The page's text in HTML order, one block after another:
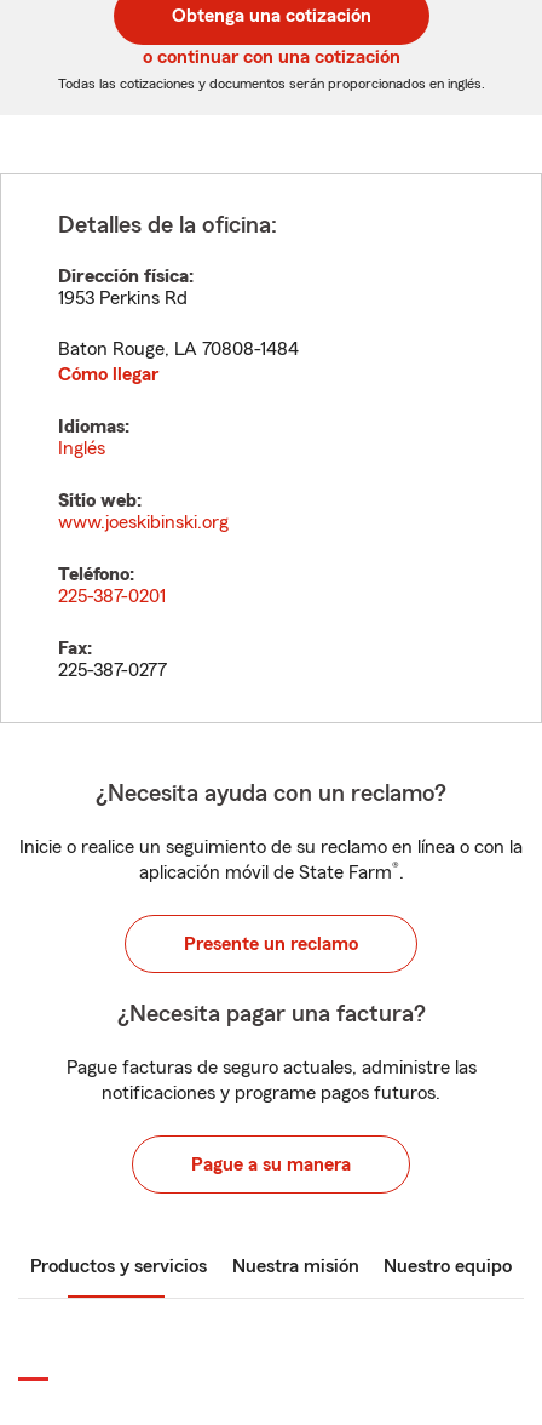
de
5
dígitos
de
5
dígitos
Obtenga una cotización
o continuar con una cotización
Todas las cotizaciones y documentos serán proporcionados en inglés.
Detalles de la oficina:
Dirección física:
1953 Perkins Rd
Baton Rouge, LA 70808-1484
Cómo llegar
Idiomas:
Inglés
Sitio web:
www.joeskibinski.org
Teléfono:
225-387-0201
Fax:
225-387-0277
¿Necesita ayuda con un reclamo?
Inicie o realice un seguimiento de su reclamo en línea o con la
aplicación móvil de State Farm®.
Presente un reclamo
¿Necesita pagar una factura?
Pague facturas de seguro actuales, administre las
notificaciones y programe pagos futuros.
Pague a su manera
Productos y servicios Nuestra misión Nuestro equipo